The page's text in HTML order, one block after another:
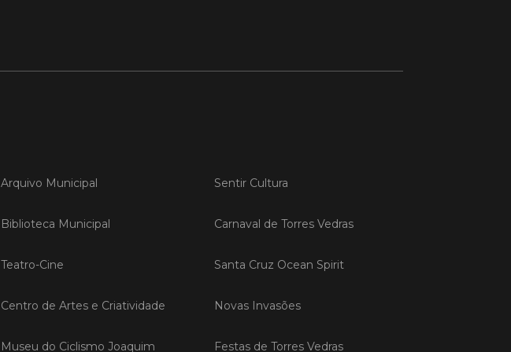
Vedras regressou entre os dias 13 e 16 de abril,
empresarial e especialistas num conjunto de
competências empreendedoras.
LER MAIS
Arquivo Municipal
Biblioteca Municipal
Teatro-Cine
Centro de Artes e Criatividade
Museu do Ciclismo Joaquim
Sentir Cultura
Carnaval de Torres Vedras
Santa Cruz Ocean Spirit
Novas Invasões
Festas de Torres Vedras